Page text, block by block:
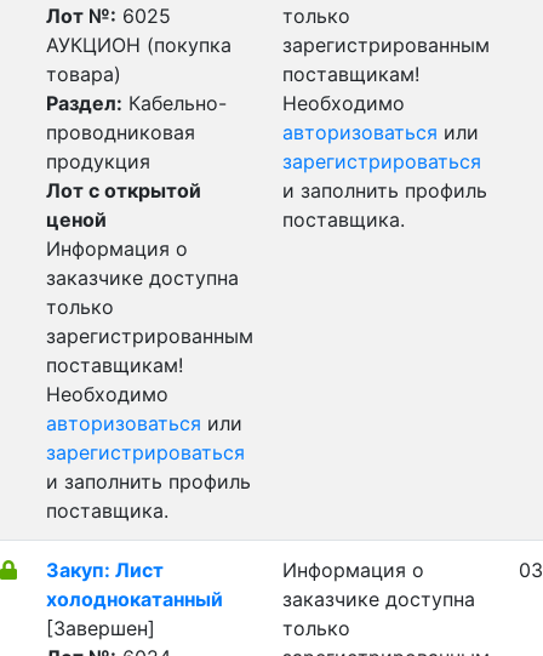
Лот №: 6025
АУКЦИОН (покупка
товара)
Раздел: Кабельно-
проводниковая
продукция
Лот с открытой
ценой
Информация о
заказчике доступна
только
зарегистрированным
поставщикам!
Необходимо
авторизоваться или
зарегистрироваться
и заполнить профиль
поставщика.
только
зарегистрированным
поставщикам!
Необходимо
авторизоваться или
зарегистрироваться
и заполнить профиль
поставщика.
Закуп: Лист
холоднокатанный
[Завершен]
Информация о
заказчике доступна
только